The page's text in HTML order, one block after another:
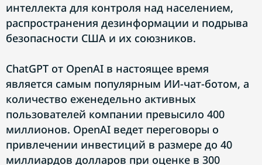
интеллекта для контроля над населением,
распространения дезинформации и подрыва
безопасности США и их союзников.
ChatGPT от OpenAI в настоящее время
является самым популярным ИИ-чат-ботом, а
количество еженедельно активных
пользователей компании превысило 400
миллионов. OpenAI ведет переговоры о
привлечении инвестиций в размере до 40
миллиардов долларов при оценке в 300